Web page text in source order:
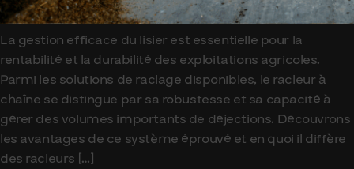
La gestion efficace du lisier est essentielle pour la
rentabilité et la durabilité des exploitations agricoles.
Parmi les solutions de raclage disponibles, le racleur à
chaîne se distingue par sa robustesse et sa capacité à
gérer des volumes importants de déjections. Découvrons
les avantages de ce système éprouvé et en quoi il diffère
des racleurs […]